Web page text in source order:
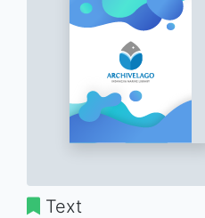
Text